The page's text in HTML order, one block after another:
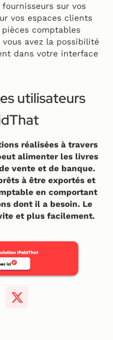
sur vos
vos espaces clients
comptables
avez la possibilité
dans votre interface
utilisateurs
réalisées à travers
alimenter les livres
vente et de banque.
à être exportés et
en comportant
dont il a besoin. Le
et plus facilement.